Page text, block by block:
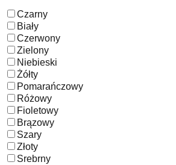
Czarny
Biały
Czerwony
Zielony
Niebieski
Żółty
Pomarańczowy
Różowy
Fioletowy
Brązowy
Szary
Złoty
Srebrny